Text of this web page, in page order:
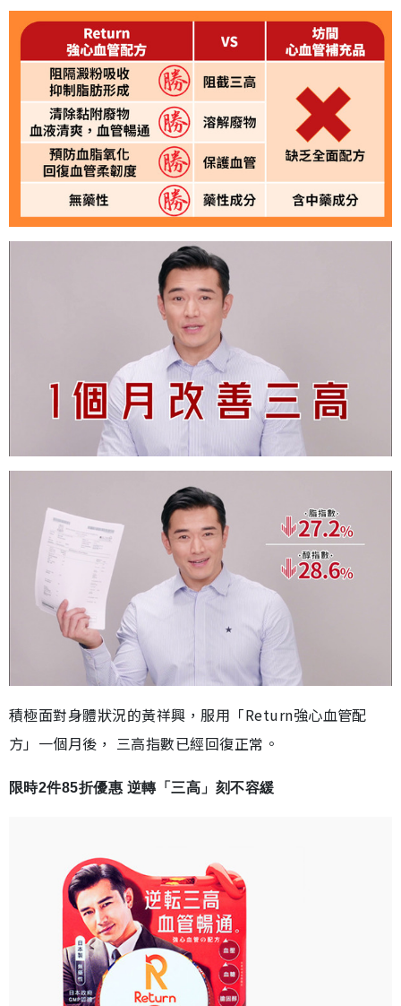
積極面對身體狀況的黃祥興，服用「Return強心血管配
方」一個月後， 三高指數已經回復正常。
限時2件85折優惠 逆轉「三高」刻不容緩